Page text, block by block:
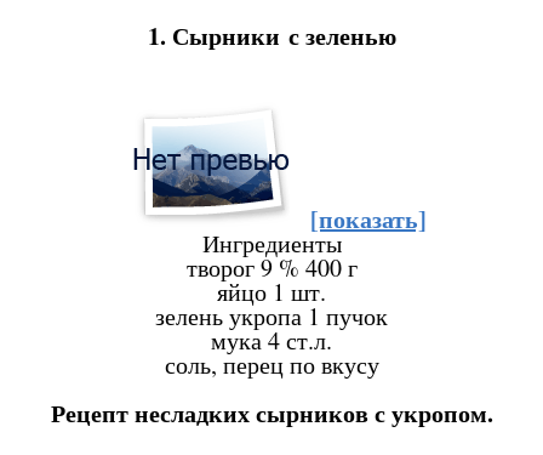
1. Сырники с зеленью
[показать]
Ингредиенты
творог 9 % 400 г
яйцо 1 шт.
зелень укропа 1 пучок
мука4 ст.л.
соль, перец по вкусу
Рецепт несладких сырников с укропом.